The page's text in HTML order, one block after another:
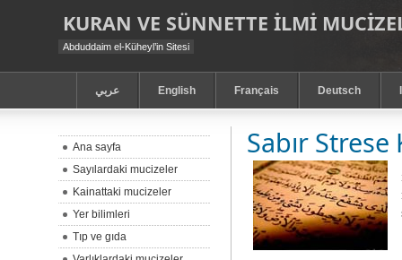
KURAN VE SÜNNETTE ILMI
Abduddaim el-Küheyl’in Sitesi
عربي English Français Deutsch
Sabır Strese
Ana sayfa
Sayılardaki mucizeler
Kainattaki mucizeler
Yer bilimleri
Tıp ve gıda